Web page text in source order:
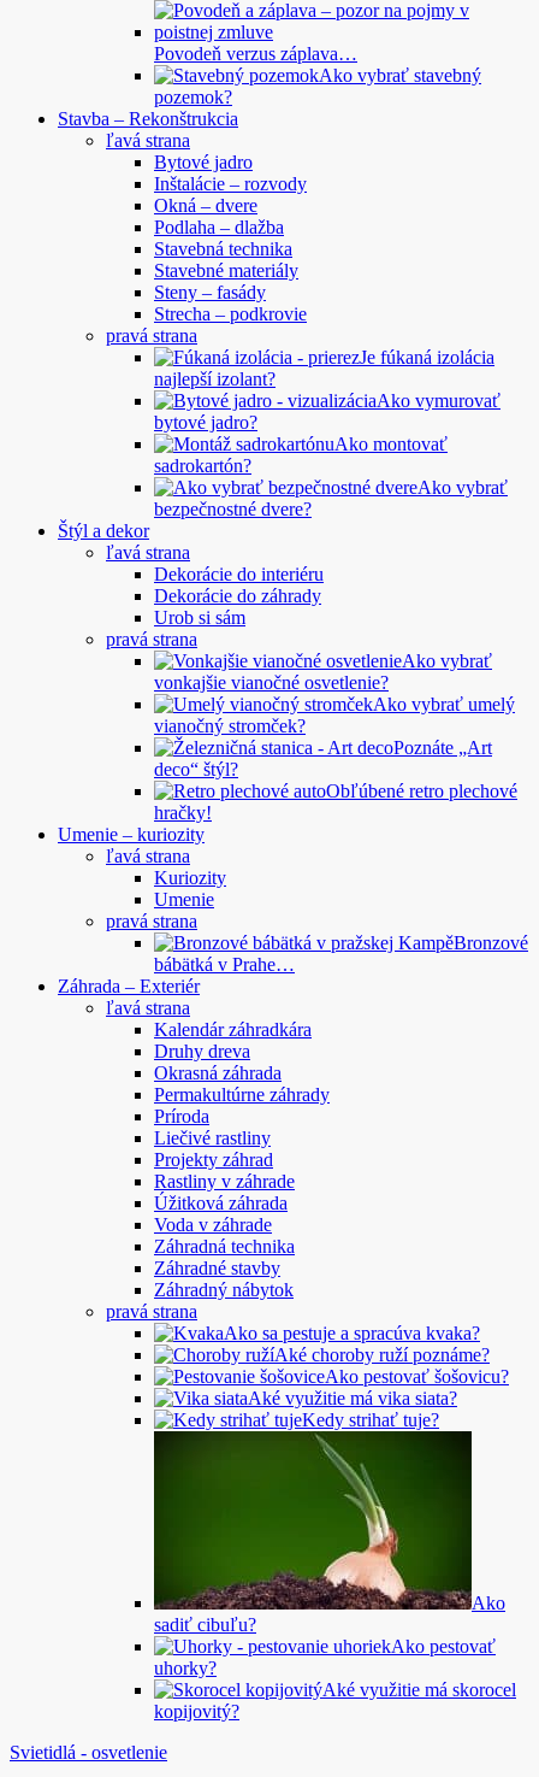
Povodeň verzus záplava…
Ako vybrať stavebný
pozemok?
Stavba – Rekonštrukcia
ľavá strana
Bytové jadro
Inštalácie – rozvody
Okná – dvere
Podlaha – dlažba
Stavebná technika
Stavebné materiály
Steny – fasády
Strecha – podkrovie
pravá strana
Je fúkaná izolácia
najlepší izolant?
Ako vymurovať
bytové jadro?
Ako montovať
sadrokartón?
Ako vybrať
bezpečnostné dvere?
Štýl a dekor
ľavá strana
Dekorácie do interiéru
Dekorácie do záhrady
Urob si sám
pravá strana
Ako vybrať
vonkajšie vianočné osvetlenie?
Ako vybrať umelý
vianočný stromček?
Poznáte „Art
deco“ štýl?
Obľúbené retro plechové
hračky!
Umenie – kuriozity
ľavá strana
Kuriozity
Umenie
pravá strana
Bronzové
bábätká v Prahe…
Záhrada – Exteriér
ľavá strana
Kalendár záhradkára
Druhy dreva
Okrasná záhrada
Permakultúrne záhrady
Príroda
Liečivé rastliny
Projekty záhrad
Rastliny v záhrade
Úžitková záhrada
Voda v záhrade
Záhradná technika
Záhradné stavby
Záhradný nábytok
pravá strana
Ako sa pestuje a spracúva kvaka?
Aké choroby ruží poznáme?
Ako pestovať šošovicu?
Aké využitie má vika siata?
Kedy strihať tuje?
Ako
sadiť cibuľu?
Ako pestovať
uhorky?
Aké využitie má skorocel
kopijovitý?
Svietidlá - osvetlenie